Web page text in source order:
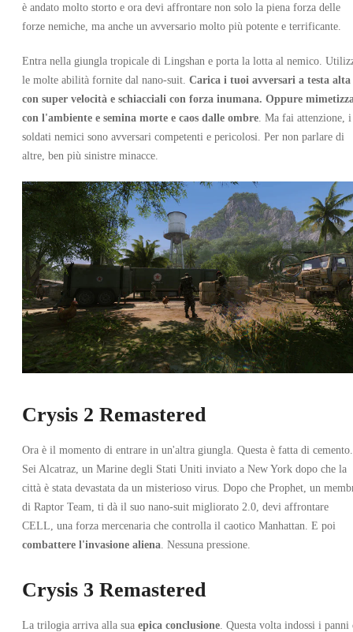
è andato molto storto e ora devi affrontare non solo la piena forza delle
forze nemiche, ma anche un avversario molto più potente e terrificante.
Entra nella giungla tropicale di Lingshan e porta la lotta al nemico.
le molte abilità fornite dal nano-suit. Carica i tuoi avversari a testa alta
con super velocità e schiacciali con forza inumana. Oppure
con l'ambiente e semina morte e caos dalle ombre. Ma fai attenzione, i
soldati nemici sono avversari competenti e pericolosi. Per non parlare di
altre, ben più sinistre minacce.
Crysis 2 Remastered
Ora è il momento di entrare in un'altra giungla. Questa è fatta di cemento.
Sei Alcatraz, un Marine degli Stati Uniti inviato a New York dopo che la
città è stata devastata da un misterioso virus. Dopo che Prophet, un
di Raptor Team, ti dà il suo nano-suit migliorato 2.0, devi affrontare
CELL, una forza mercenaria che controlla il caotico Manhattan. E poi
combattere l'invasione aliena . Nessuna pressione.
Crysis 3 Remastered
La trilogia arriva alla sua epica conclusione . Questa volta indossi i panni